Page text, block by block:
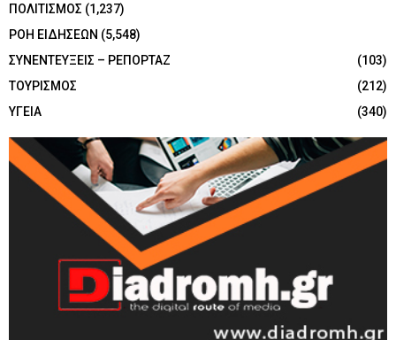
ΠΟΛΙΤΙΣΜΟΣ (1,237)
ΡΟΗ ΕΙΔΗΣΕΩΝ (5,548)
ΣΥΝΕΝΤΕΥΞΕΙΣ – ΡΕΠΟΡΤΑΖ
(103)
ΤΟΥΡΙΣΜΟΣ
(212)
ΥΓΕΙΑ
(340)